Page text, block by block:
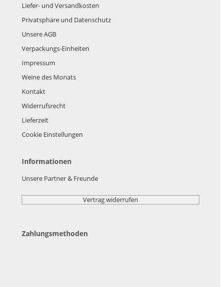
Liefer- und Versandkosten
Privatsphäre und Datenschutz
Unsere AGB
Verpackungs-Einheiten
Impressum
Weine des Monats
Kontakt
Widerrufsrecht
Lieferzeit
Cookie Einstellungen
Informationen
Unsere Partner & Freunde
Vertrag widerrufen
Zahlungsmethoden